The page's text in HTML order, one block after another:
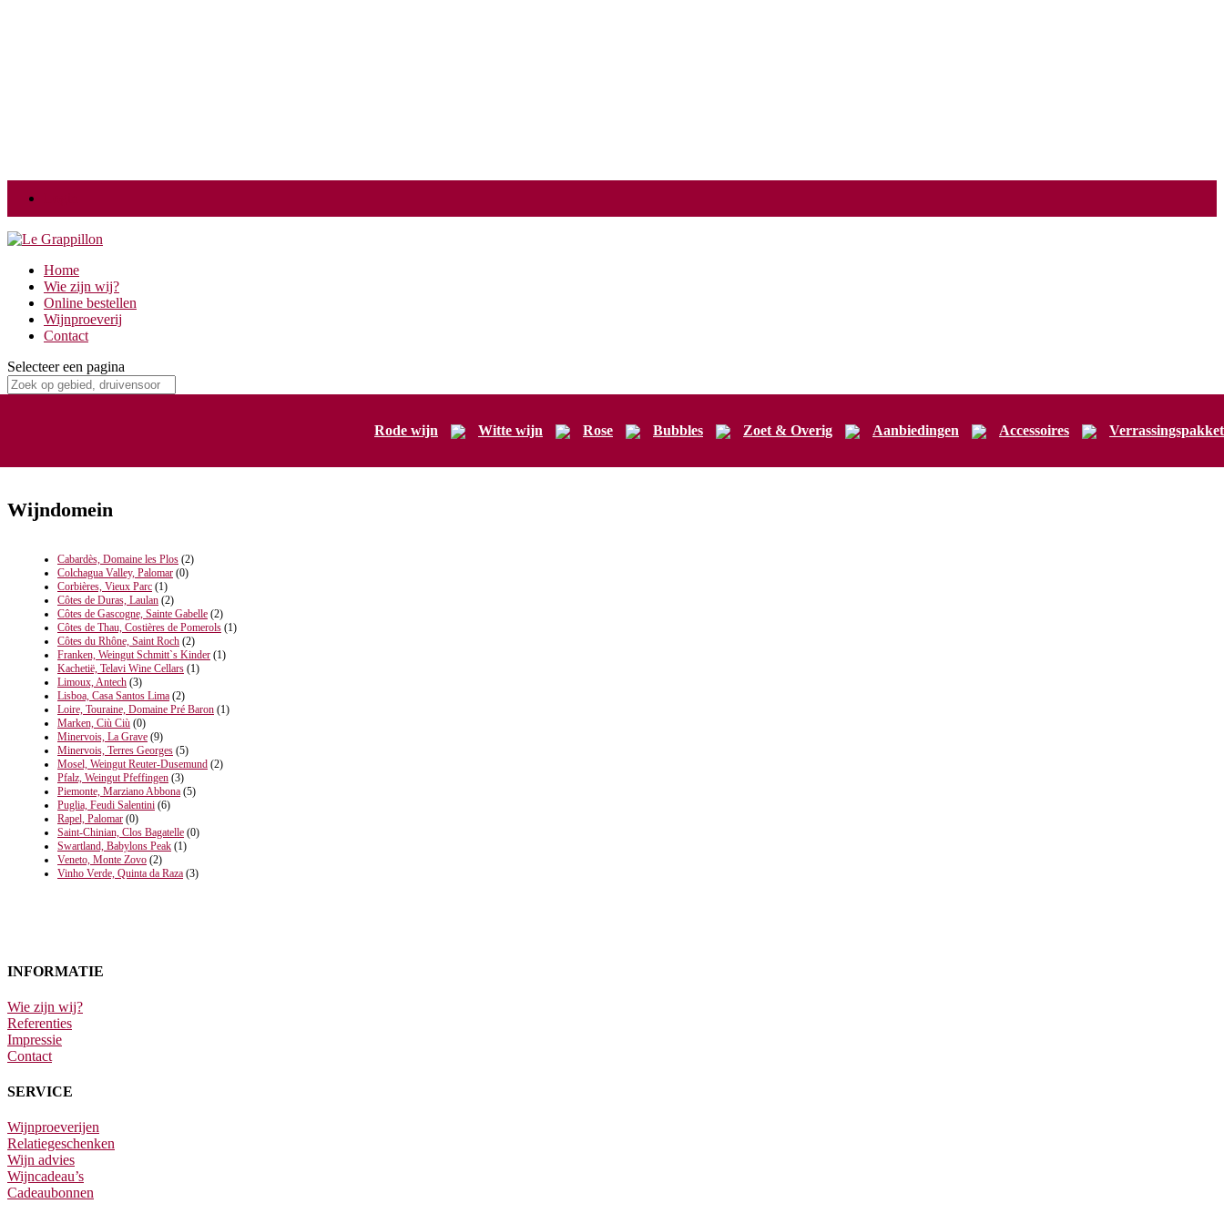
Home
Wie zijn wij?
Online bestellen
Wijnproeverij
Contact
Selecteer een pagina
Rode wijn Witte wijn Rose Bubbles Zoet & Overig Aanbiedingen Accessoires Verrassingspakket
Wijndomein
Cabardès, Domaine les Plos (2)
Colchagua Valley, Palomar (0)
Corbières, Vieux Parc (1)
Côtes de Duras, Laulan (2)
Côtes de Gascogne, Sainte Gabelle (2)
Côtes de Thau, Costières de Pomerols (1)
Côtes du Rhône, Saint Roch (2)
Franken, Weingut Schmitt`s Kinder (1)
Kachetië, Telavi Wine Cellars (1)
Limoux, Antech (3)
Lisboa, Casa Santos Lima (2)
Loire, Touraine, Domaine Pré Baron (1)
Marken, Ciù Ciù (0)
Minervois, La Grave (9)
Minervois, Terres Georges (5)
Mosel, Weingut Reuter-Dusemund (2)
Pfalz, Weingut Pfeffingen (3)
Piemonte, Marziano Abbona (5)
Puglia, Feudi Salentini (6)
Rapel, Palomar (0)
Saint-Chinian, Clos Bagatelle (0)
Swartland, Babylons Peak (1)
Veneto, Monte Zovo (2)
Vinho Verde, Quinta da Raza (3)
INFORMATIE
Wie zijn wij?
Referenties
Impressie
Contact
SERVICE
Wijnproeverijen
Relatiegeschenken
Wijn advies
Wijncadeau’s
Cadeaubonnen